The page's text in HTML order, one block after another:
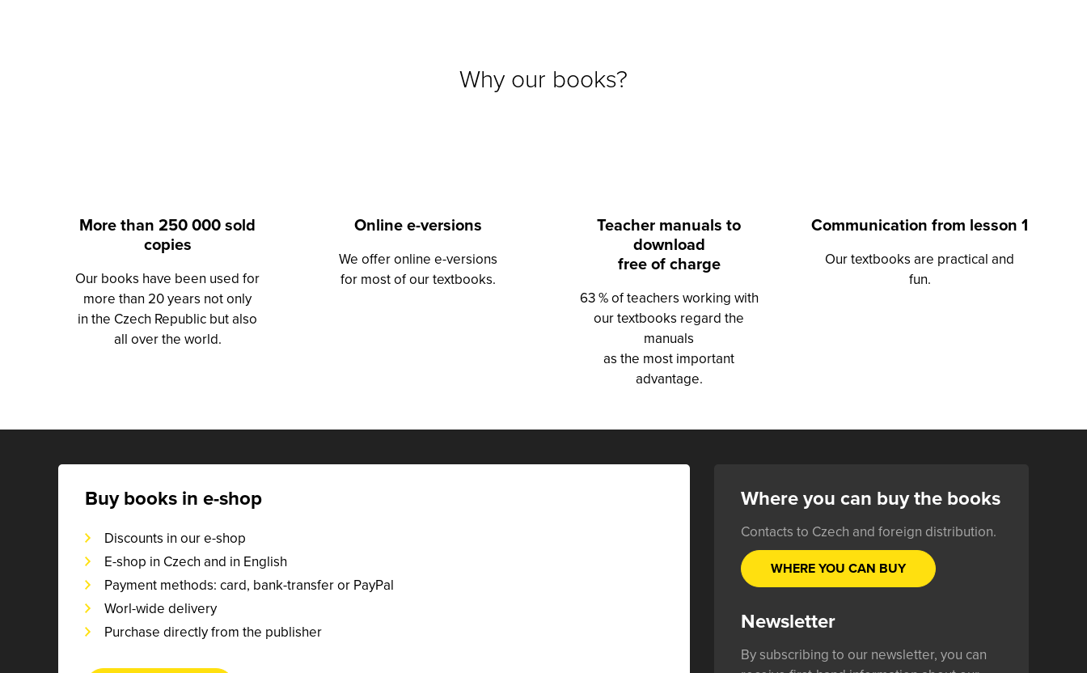
Why our books?
More than 250 000 sold
copies
Our books have been used for
more than 20 years not only
in the Czech Republic but also
all over the world.
Online e-versions
We offer online e-versions
for most of our textbooks.
Teacher manuals to
download
free of charge
63 % of teachers working with
our textbooks regard the
manuals
as the most important
advantage.
Communication from lesson 1
Our textbooks are practical and
fun.
Buy books in e-shop
Discounts in our e-shop
E-shop in Czech and in English
Payment methods: card, bank-transfer or PayPal
Worl-wide delivery
Purchase directly from the publisher
Where you can buy the books
Contacts to Czech and foreign distribution.
WHERE YOU CAN BUY
Newsletter
By subscribing to our newsletter, you can